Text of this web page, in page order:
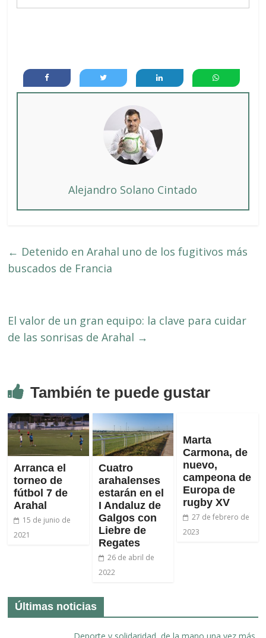
Alejandro Solano Cintado
← Detenido en Arahal uno de los fugitivos más
buscados de Francia
El valor de un gran equipo: la clave para cuidar
de las sonrisas de Arahal →
También te puede gustar
Arranca el
torneo de
fútbol 7 de
Arahal
15 de junio de
2021
Cuatro
arahalenses
estarán en el
I Andaluz de
Galgos con
Liebre de
Regates
26 de abril de
2022
Marta
Carmona, de
nuevo,
campeona de
Europa de
rugby XV
27 de febrero de
2023
Últimas noticias